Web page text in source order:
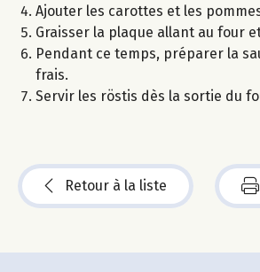
Ajouter les carottes et les
Graisser la plaque allant au four
Pendant ce temps, préparer la
frais.
Servir les röstis dès la sortie du
Retour à la liste